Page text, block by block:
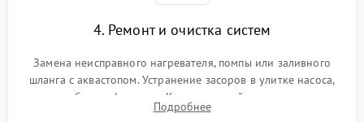
4. Ремонт и очистка систем
Замена неисправного нагревателя, помпы или заливного
шланга с аквастопом. Устранение засоров в улитке насоса,
патрубках и фильтрах. Компонентный ремонт платы
управления, восстановление поврежденной проводки.
Подробнее